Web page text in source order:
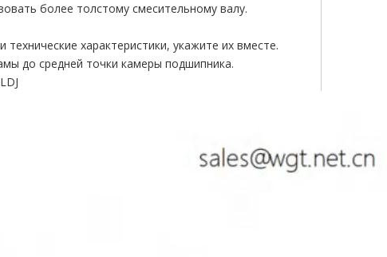
более толстому смесительному валу.
характеристики, укажите их вместе.
до средней точки камеры подшипника.